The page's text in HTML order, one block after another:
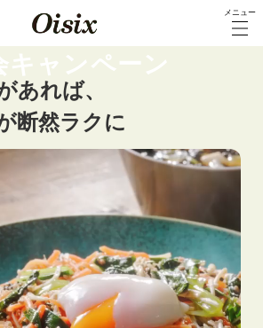
メニュー
Oisixプラン
キャンペーン
あれば、
断然ラクに